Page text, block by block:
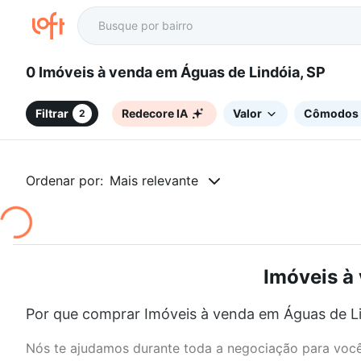
0 Imóveis à venda em Águas de Lindóia, SP
Filtrar 2 Redecore IA Valor Cômodos
Ordenar por: Mais relevante
Imóveis à
Por que comprar Imóveis à venda em Águas de
Nós te ajudamos durante toda a negociação para